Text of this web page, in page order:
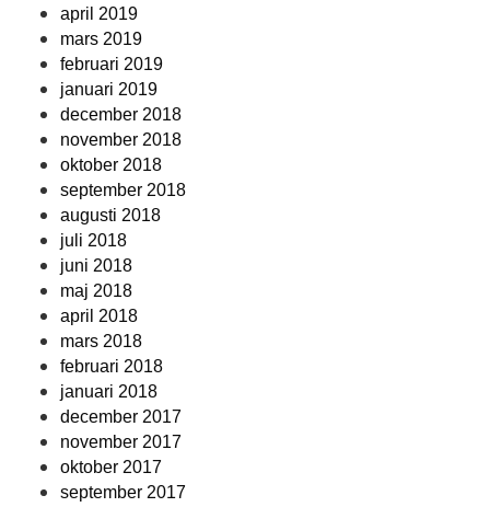
april 2019
mars 2019
februari 2019
januari 2019
december 2018
november 2018
oktober 2018
september 2018
augusti 2018
juli 2018
juni 2018
maj 2018
april 2018
mars 2018
februari 2018
januari 2018
december 2017
november 2017
oktober 2017
september 2017